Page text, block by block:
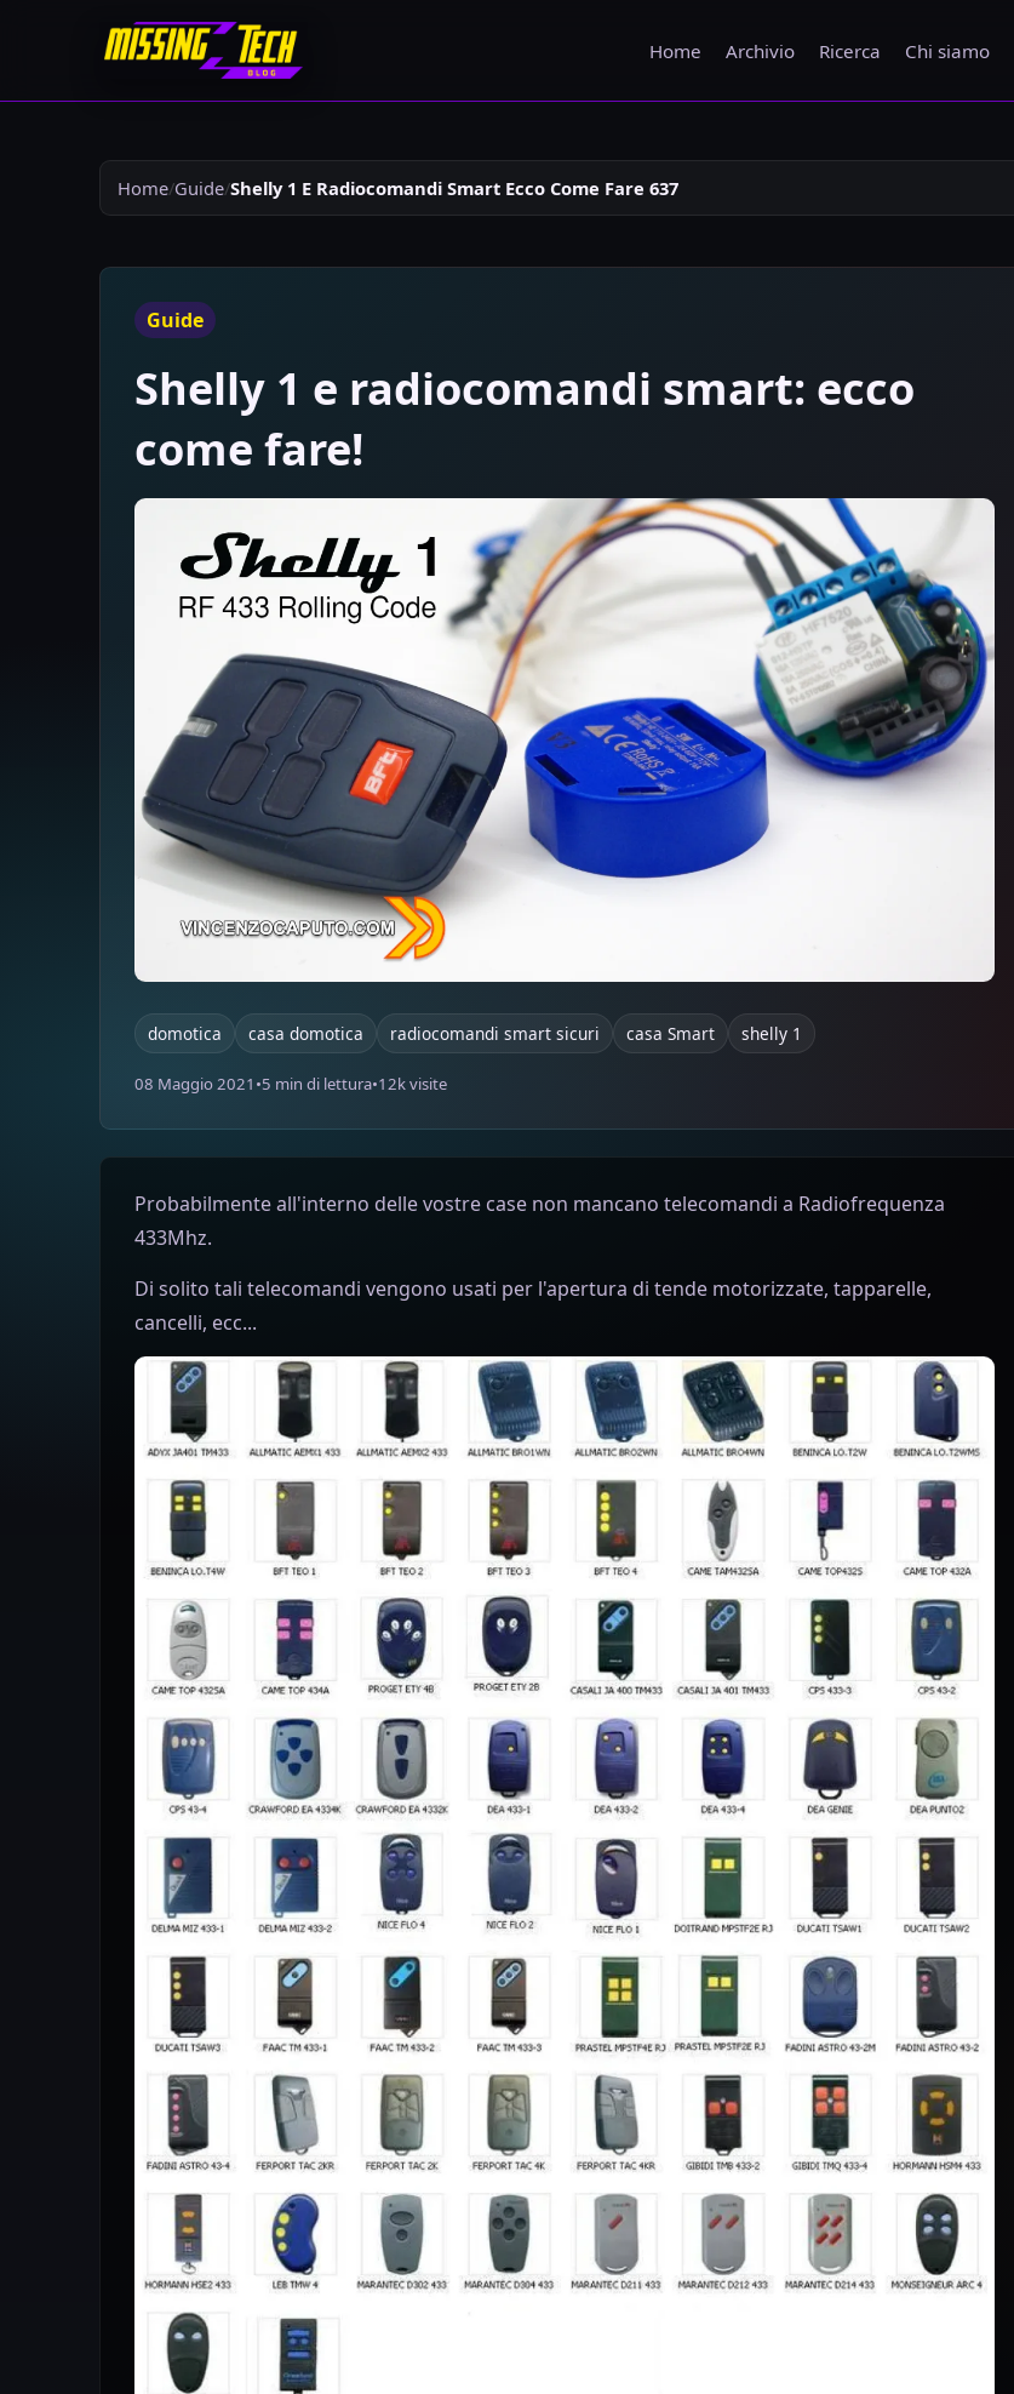
Home Archivio Ricerca Chi siamo
Home Guide Shelly 1 E Radiocomandi Smart Ecco Come Fare 637
Guide
Shelly 1 e radiocomandi smart: ecco
come fare!
domotica casa domotica radiocomandi smart sicuri casa Smart shelly 1
08 Maggio 2021 •5 min di lettura•12k visite
Probabilmente all'interno delle vostre case non mancano telecomandi a Radiofrequenza
433Mhz.
Di solito tali telecomandi vengono usati per l'apertura di tende motorizzate, tapparelle,
cancelli, ecc...